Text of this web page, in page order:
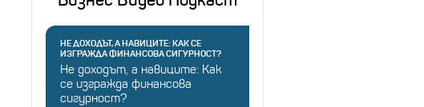
НЕ ДОХОДЪТ, А НАВИЦИТЕ: КАК СЕ
ИЗГРАЖДА ФИНАНСОВА СИГУРНОСТ?
Не доходът, а навиците: Как
се изгражда финансова
сигурност?